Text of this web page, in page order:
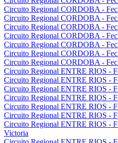
Circuito Regional CORDOBA -
Circuito Regional CORDOBA -
Circuito Regional CORDOBA -
Circuito Regional CORDOBA -
Circuito Regional CORDOBA -
Circuito Regional CORDOBA -
Circuito Regional CORDOBA -
Circuito Regional ENTRE RIOS -
Circuito Regional ENTRE RIOS -
Circuito Regional ENTRE RIOS -
Circuito Regional ENTRE RIOS -
Circuito Regional ENTRE RIOS -
Circuito Regional ENTRE RIOS -
Circuito Regional ENTRE RIOS -
Victoria